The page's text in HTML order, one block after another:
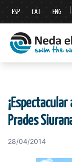
ESP CAT ENG
Prades
28/04/2014